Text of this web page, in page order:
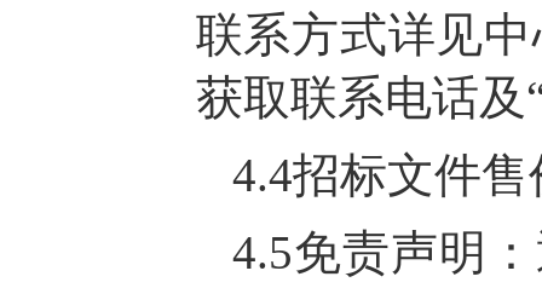
联系方式详见中
获取联系电话及
4.4招标文件
4.5免责声明